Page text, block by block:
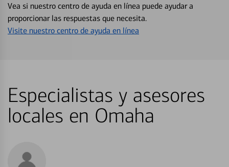
Vea si nuestro centro de ayuda en línea puede ayudar a
proporcionar las respuestas que necesita.
Visite nuestro centro de ayuda en línea
Especialistas y asesores
locales en Omaha